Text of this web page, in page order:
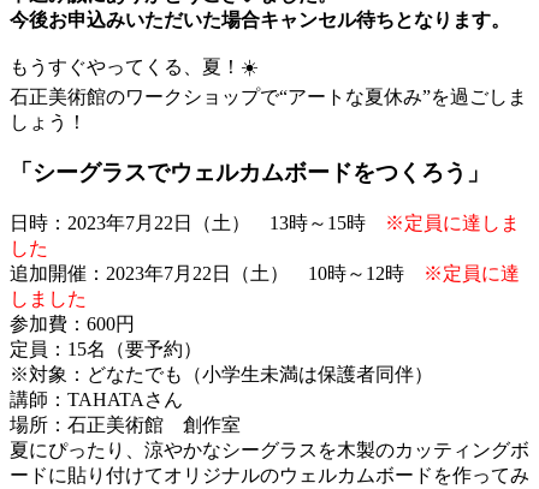
今後お申込みいただいた場合キャンセル待ちとなります。
もうすぐやってくる、夏！☀️
石正美術館のワークショップで“アートな夏休み”を過ごしま
しょう！
「シーグラスでウェルカムボードをつくろう」
日時：2023年7月22日（土） 13時～15時
※定員に達しま
した
追加開催：2023年7月22日（土） 10時～12時
※定員に達
しました
参加費：600円
定員：15名（要予約）
※対象：どなたでも（小学生未満は保護者同伴）
講師：TAHATAさん
場所：石正美術館 創作室
夏にぴったり、涼やかなシーグラスを木製のカッティングボ
ードに貼り付けてオリジナルのウェルカムボードを作ってみ